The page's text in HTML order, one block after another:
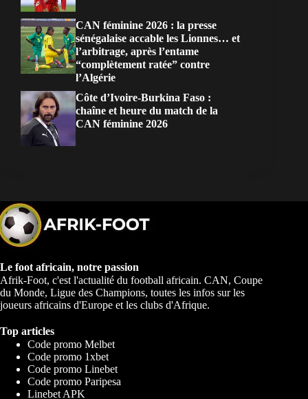
CAN féminine 2026 : la presse
sénégalaise accable les Lionnes… et
l’arbitrage, après l’entame
“complètement ratée” contre
l’Algérie
Côte d’Ivoire-Burkina Faso :
chaîne et heure du match de la
CAN féminine 2026
Le foot africain, notre passion
Afrik-Foot, c'est l'actualité du football africain. CAN, Coupe
du Monde, Ligue des Champions, toutes les infos sur les
joueurs africains d'Europe et les clubs d'Afrique.
Top articles
Code promo Melbet
Code promo 1xbet
Code promo Linebet
Code promo Paripesa
Linebet APK